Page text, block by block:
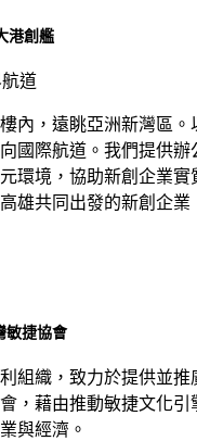
港創艦
道
內，遠眺亞洲新灣區。
國際航道。我們提供辦
環境，協助新創企業實
雄共同出發的新創企業
敏捷協會
組織，致力於提供並推
，藉由推動敏捷文化引
與經濟。